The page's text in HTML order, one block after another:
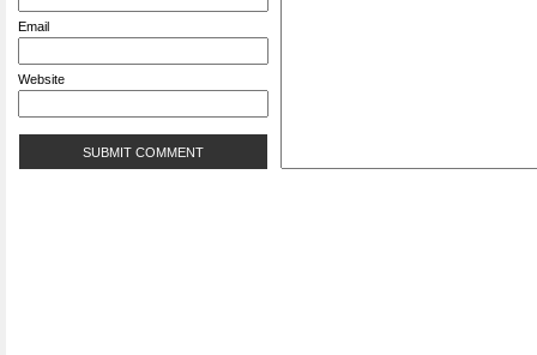
Email
Website